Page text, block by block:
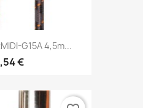
G15A 4,5m...
€